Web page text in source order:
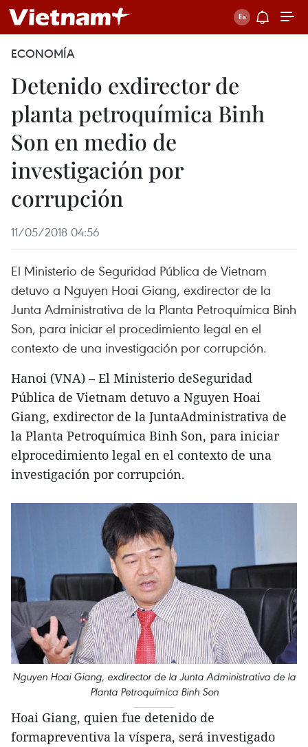
ECONOMÍA
Detenido exdirector de
planta petroquímica Binh
Son en medio de
investigación por
corrupción
11/05/2018 04:56
El Ministerio de Seguridad Pública de Vietnam
detuvo a Nguyen Hoai Giang, exdirector de la
Junta Administrativa de la Planta Petroquímica Binh
Son, para iniciar el procedimiento legal en el
contexto de una investigación por corrupción.
Hanoi (VNA) – El Ministerio deSeguridad
Pública de Vietnam detuvo a Nguyen Hoai
Giang, exdirector de la JuntaAdministrativa de
la Planta Petroquímica Binh Son, para iniciar
elprocedimiento legal en el contexto de una
investigación por corrupción.
Nguyen Hoai Giang, exdirector de la Junta Administrativa de la
Planta Petroquímica Binh Son
Hoai Giang, quien fue detenido de
formapreventiva la víspera, será investigado